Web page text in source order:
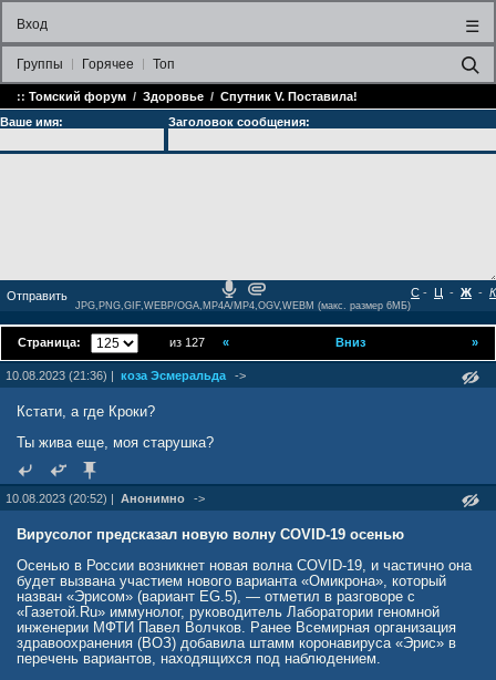
Вход ☰
Группы Горячее Топ
:: Томский форум / Здоровье / Спутник V. Поставила!
Ваше имя:
Заголовок сообщения:
- Ц - Ж - К
С
JPG,PNG,GIF,WEBP/OGA,MP4A/MP4,OGV,WEBM (макс. размер 6МБ)
Страница: из 127 »
« Вниз
10.08.2023 (21:36) | коза Эсмеральда ->
Кстати, а где Кроки?
Ты жива еще, моя старушка?
10.08.2023 (20:52) | Анонимно ->
Вирусолог предсказал новую волну COVID-19 осенью
Осенью в России возникнет новая волна COVID-19, и частично она
будет вызвана участием нового варианта «Омикрона», который
назван «Эрисом» (вариант EG.5), — отметил в разговоре с
«Газетой.Ru» иммунолог, руководитель Лаборатории геномной
инженерии МФТИ Павел Волчков. Ранее Всемирная организация
здравоохранения (ВОЗ) добавила штамм коронавируса «Эрис» в
перечень вариантов, находящихся под наблюдением.